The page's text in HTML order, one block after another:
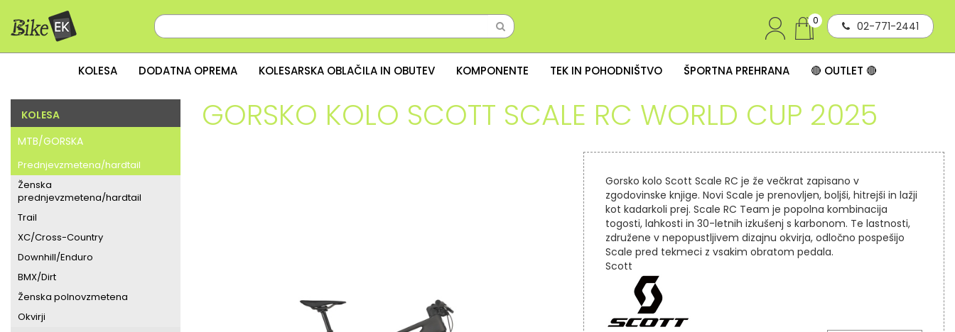
02-771-2441
0
KOLESA DODATNA OPREMA KOLESARSKA OBLAČILA IN OBUTEV KOMPONENTE TEK IN POHODNIŠTVO ŠPORTNA PREHRANA 🔴 OUTLET 🔴
KOLESA
MTB/GORSKA
Prednjevzmetena/hardtail
Ženska
prednjevzmetena/hardtail
Trail
XC/Cross-Country
Downhill/Enduro
BMX/Dirt
Ženska polnovzmetena
Okvirji
GORSKO KOLO SCOTT SCALE RC WORLD CUP 2025
Gorsko kolo Scott Scale RC je že večkrat zapisano v
zgodovinske knjige. Novi Scale je prenovljen, boljši, hitrejši in lažji
kot kadarkoli prej. Scale RC Team je popolna kombinacija
togosti, lahkosti in 30-letnih izkušenj s karbonom. Te lastnosti,
združene v nepopustljivem dizajnu okvirja, odločno pospešijo
Scale pred tekmeci z vsakim obratom pedala.
Scott